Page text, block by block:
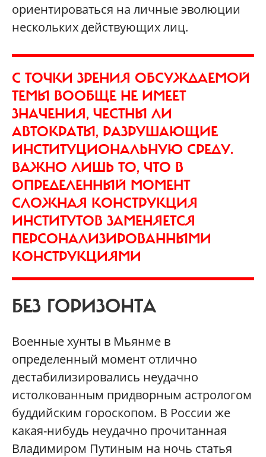
ориентироваться на личные эволюции
нескольких действующих лиц.
С ТОЧКИ ЗРЕНИЯ ОБСУЖДАЕМОЙ
ТЕМЫ ВООБЩЕ НЕ ИМЕЕТ
ЗНАЧЕНИЯ, ЧЕСТНЫ ЛИ
АВТОКРАТЫ, РАЗРУШАЮЩИЕ
ИНСТИТУЦИОНАЛЬНУЮ СРЕДУ.
ВАЖНО ЛИШЬ ТО, ЧТО В
ОПРЕДЕЛЕННЫЙ МОМЕНТ
СЛОЖНАЯ КОНСТРУКЦИЯ
ИНСТИТУТОВ ЗАМЕНЯЕТСЯ
ПЕРСОНАЛИЗИРОВАННЫМИ
КОНСТРУКЦИЯМИ
БЕЗ ГОРИЗОНТА
Военные хунты в Мьянме в
определенный момент отлично
дестабилизировались неудачно
истолкованным придворным астрологом
буддийским гороскопом. В России же
какая-нибудь неудачно прочитанная
Владимиром Путиным на ночь статья